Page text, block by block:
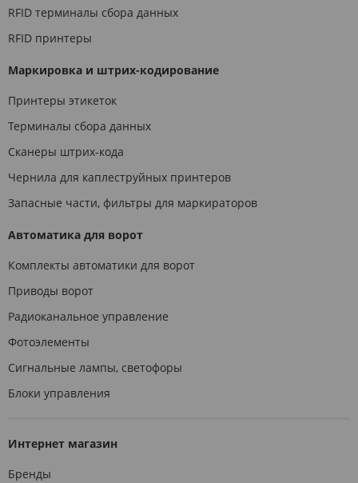
RFID терминалы сбора данных
RFID принтеры
Маркировка и штрих-кодирование
Принтеры этикеток
Терминалы сбора данных
Сканеры штрих-кода
Чернила для каплеструйных принтеров
Запасные части, фильтры для маркираторов
Автоматика для ворот
Комплекты автоматики для ворот
Приводы ворот
Радиоканальное управление
Фотоэлементы
Сигнальные лампы, светофоры
Блоки управления
Интернет магазин
Бренды